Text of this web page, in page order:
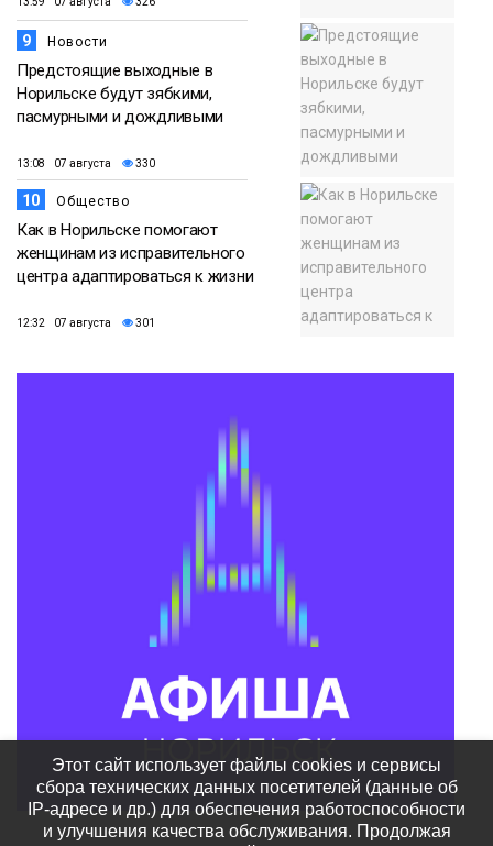
9 Новости
Предстоящие выходные в
Норильске будут зябкими,
пасмурными и дождливыми
13:08 07 августа 330
10 Общество
Как в Норильске помогают
женщинам из исправительного
центра адаптироваться к жизни
12:32 07 августа 301
Этот сайт использует файлы cookies и сервисы
сбора технических данных посетителей (данные об
IP-адресе и др.) для обеспечения работоспособности
и улучшения качества обслуживания. Продолжая